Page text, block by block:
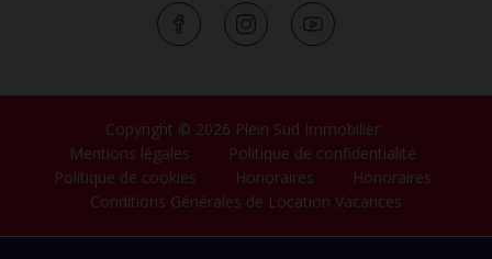
Copyright © 2026 Plein Sud Immobilier
Mentions légales
Politique de confidentialité
Politique de cookies
Honoraires
Honoraires
Conditions Générales de Location Vacances